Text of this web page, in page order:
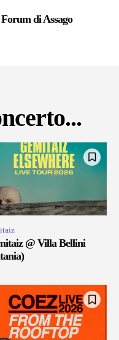
di Assago
@ Villa Bellini